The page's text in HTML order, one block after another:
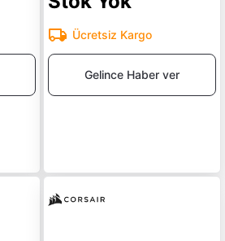
Ücretsiz Kargo
Gelince Haber ver